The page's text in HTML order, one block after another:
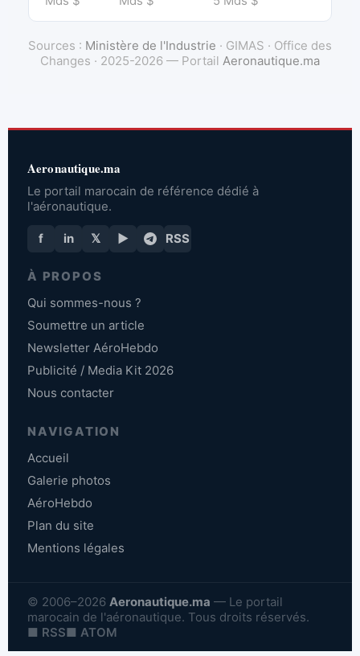
Sources : Ministère de l'Industrie · GIMAS · Office des
Changes · 2025-2026 — Portail Aeronautique.ma
Aeronautique.ma
Le portail marocain de référence dédié à
l'aéronautique.
f in 𝕏 ▶ RSS
À PROPOS
Qui sommes-nous ?
Soumettre un article
Newsletter AéroHebdo
Publicité / Media Kit 2026
Nous contacter
NAVIGATION
Accueil
Galerie photos
AéroHebdo
Plan du site
Mentions légales
© 2006–2026 Aeronautique.ma — Le portail
marocain de l'aéronautique. Tous droits réservés.
■ RSS■ ATOM